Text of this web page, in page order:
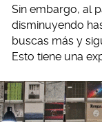
Sin embargo, al
disminuyendo
buscas más y
Esto tiene una